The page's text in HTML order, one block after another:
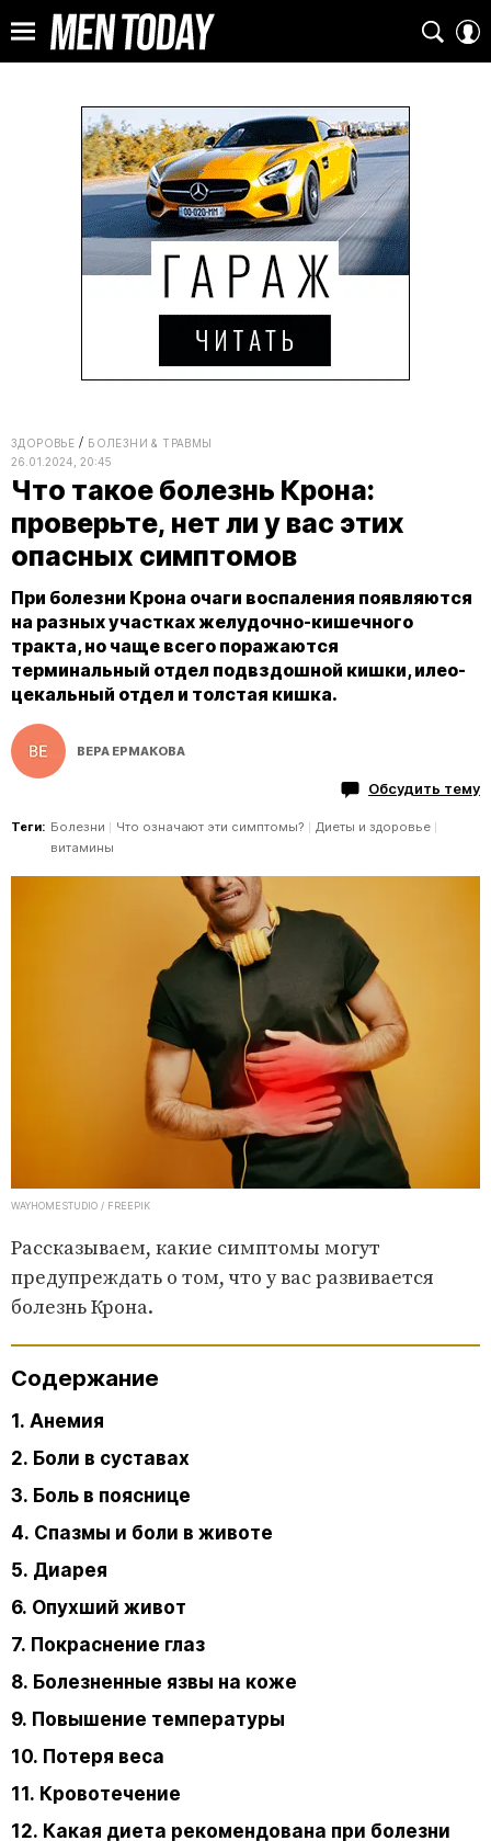
ЗДОРОВЬЕ
БОЛЕЗНИ & ТРАВМЫ
26.01.2024, 20:45
Что такое болезнь Крона:
проверьте, нет ли у вас этих
опасных симптомов
При болезни Крона очаги воспаления появляются
на разных участках желудочно-кишечного
тракта, но чаще всего поражаются
терминальный отдел подвздошной кишки, илео-
цекальный отдел и толстая кишка.
ВЕРА ЕРМАКОВА
Обсудить тему
Теги: Болезни Что означают эти симптомы?
Диеты и здоровье
витамины
WAYHOMESTUDIO / FREEPIK
Рассказываем, какие симптомы могут
предупреждать о том, что у вас развивается
болезнь Крона.
Содержание
1. Анемия
2. Боли в суставах
3. Боль в пояснице
4. Спазмы и боли в животе
5. Диарея
6. Опухший живот
7. Покраснение глаз
8. Болезненные язвы на коже
9. Повышение температуры
10. Потеря веса
11. Кровотечение
12. Какая диета рекомендована при болезни